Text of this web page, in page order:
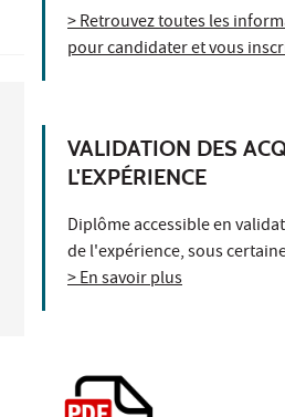
> Retrouvez toutes les
pour candidater et vous
VALIDATION DES
L'EXPÉRIENCE
Diplôme accessible en
de l'expérience, sous
> En savoir plus